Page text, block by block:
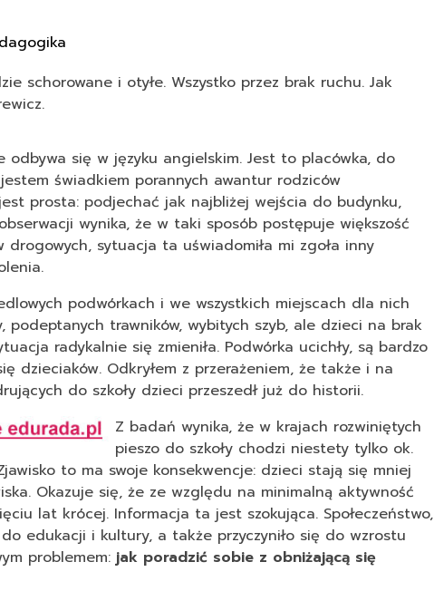
schorowane i otyłe. Wszystko przez brak ruchu. Jak
odbywa się w języku angielskim. Jest to placówka, do
świadkiem porannych awantur rodziców
prosta: podjechać jak najbliżej wejścia do budynku,
wynika, że w taki sposób postępuje większość
sytuacja ta uświadomiła mi zgoła inny
podwórkach i we wszystkich miejscach dla nich
podeptanych trawników, wybitych szyb, ale dzieci na brak
radykalnie się zmieniła. Podwórka ucichły, są bardzo
dzieciaków. Odkryłem z przerażeniem, że także i na
do szkoły dzieci przeszedł już do historii.
Z badań wynika, że w krajach rozwiniętych
pieszo do szkoły chodzi niestety tylko ok.
to ma swoje konsekwencje: dzieci stają się mniej
Okazuje się, że ze względu na minimalną aktywność
lat krócej. Informacja ta jest szokująca. Społeczeństwo,
edukacji i kultury, a także przyczyniło się do wzrostu
problemem: jak poradzić sobie z obniżającą się